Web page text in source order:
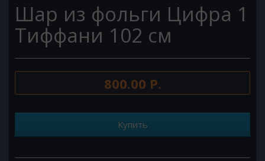
Шар из фольги Цифра 1
Тиффани 102 см
800.00 Р.
Купить